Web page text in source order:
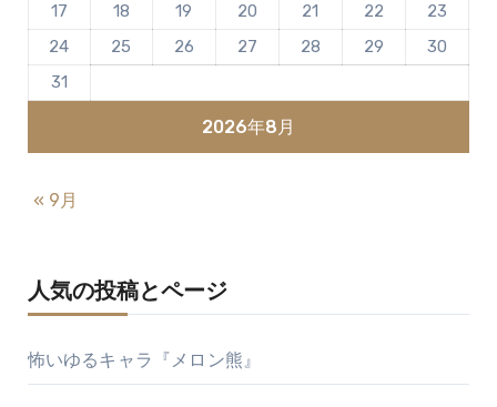
2026年8月
17
18 19 20 21 22
23
24
25 26 27 28 29
30
31
« 9月
人気の投稿とページ
怖いゆるキャラ『メロン熊』